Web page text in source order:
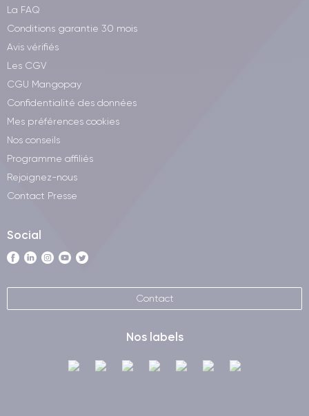
La FAQ
Conditions garantie 30 mois
Avis vérifiés
Les CGV
CGU Mangopay
Confidentialité des données
Mes préférences cookies
Nos conseils
Programme affiliés
Rejoignez-nous
Contact Presse
Social
Contact
Nos labels